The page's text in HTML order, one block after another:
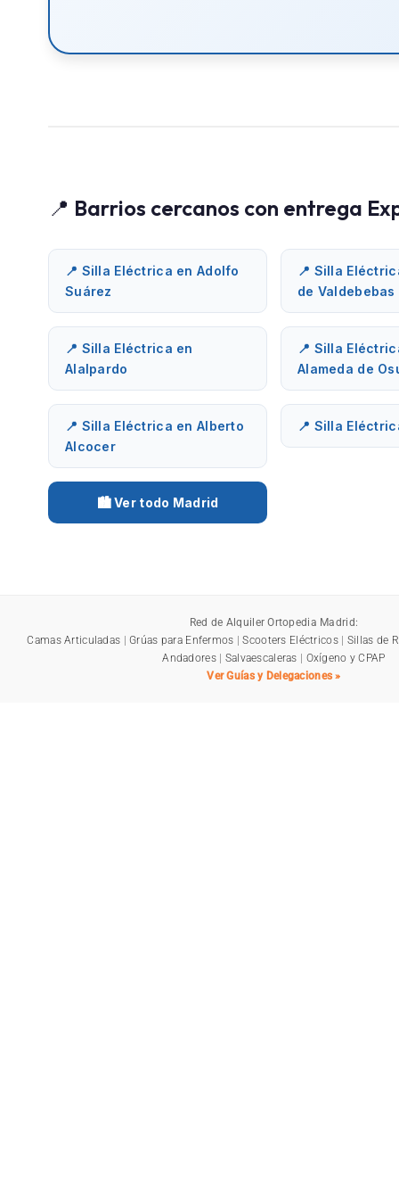
📍 Barrios cercanos con entrega
📍 Silla Eléctrica en Adolfo
Suárez
📍 Silla
de Valdebebas
📍 Silla Eléctrica en
Alalpardo
📍 Silla
Alameda de
📍 Silla Eléctrica en Alberto
Alcocer
📍 Silla
🏙️ Ver todo Madrid
Red de Alquiler Ortopedia Madrid:
Camas Articuladas |Grúas para Enfermos |Scooters Eléctricos| Sillas de
Andadores| Salvaescaleras | Oxígeno y CPAP
Ver Guías y Delegaciones »